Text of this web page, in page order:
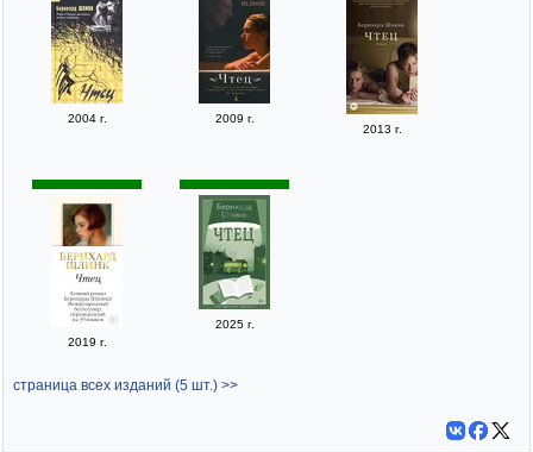
2004 г.
2009 г.
2013 г.
2019 г.
2025 г.
страница всех изданий (5 шт.) >>